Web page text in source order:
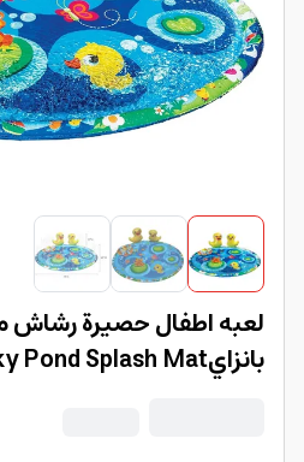
لعبه اطفال حصيرة رشاش
بانزايBanzai Ducky Pond Splash Mat